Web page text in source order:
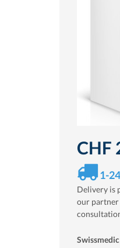
CHF
1-
Delivery is
our partner